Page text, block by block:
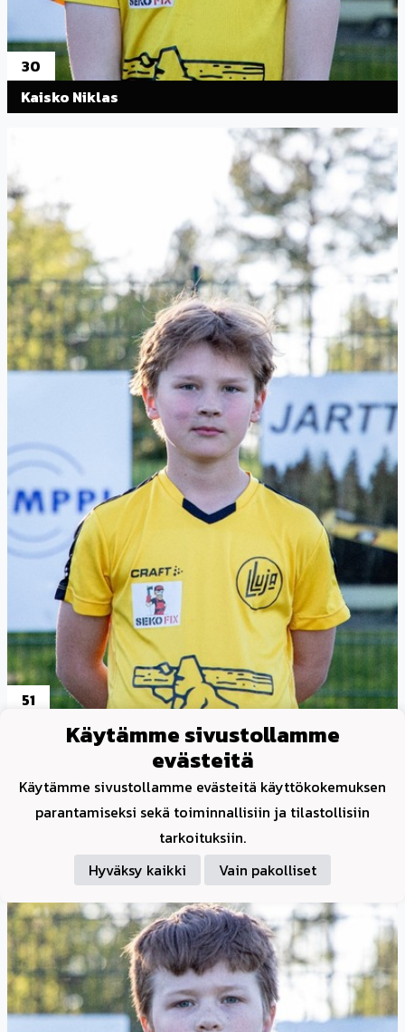
30
Kaisko Niklas
51
Ortila JymyKäytämme sivustollamme
evästeitä
Käytämme sivustollamme evästeitä käyttökokemuksen
parantamiseksi sekä toiminnallisiin ja tilastollisiin
tarkoituksiin.
Hyväksy kaikki
Vain pakolliset